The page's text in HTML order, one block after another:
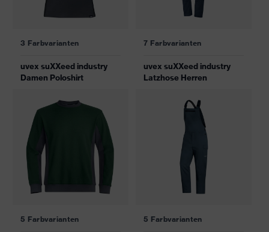
3 Farbvarianten
uvex suXXeed industry
Damen Poloshirt
7 Farbvarianten
uvex suXXeed industry
Latzhose Herren
5 Farbvarianten 5 Farbvarianten